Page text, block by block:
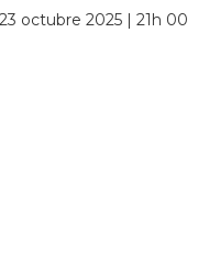
23 octubre 2025 | 21h 00